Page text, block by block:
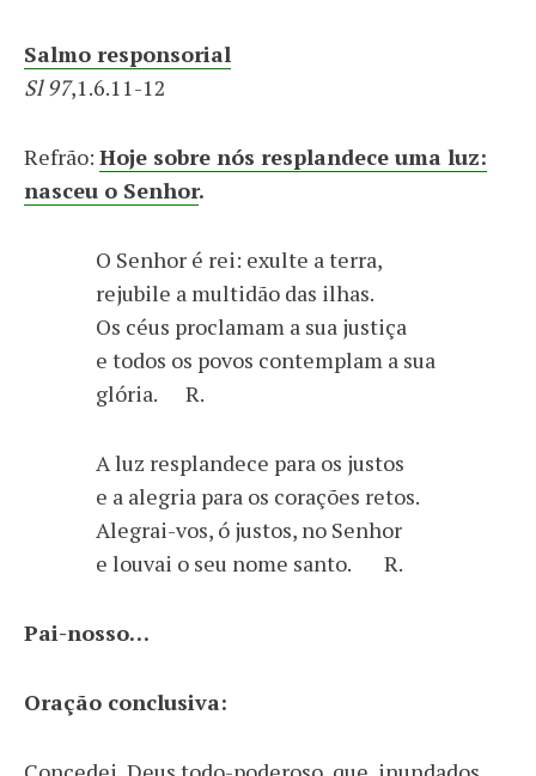
Salmo responsorial
Sl 97,1.6.11-12
Refrão: Hoje sobre nós resplandece uma luz:
nasceu o Senhor.
O Senhor é rei: exulte a terra,
rejubile a multidão das ilhas.
Os céus proclamam a sua justiça
e todos os povos contemplam a sua
glória. R.
A luz resplandece para os justos
e a alegria para os corações retos.
Alegrai-vos, ó justos, no Senhor
e louvai o seu nome santo. R.
Pai-nosso…
Oração conclusiva: